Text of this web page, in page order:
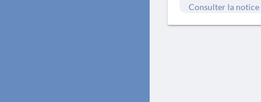
Consulter la notice